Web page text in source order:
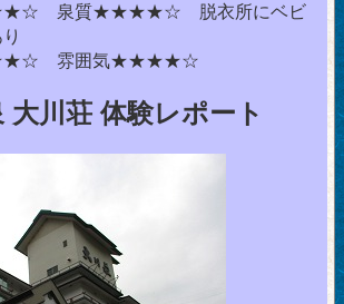
泉質★★★★☆ 脱衣所にベビ
雰囲気★★★★☆
大川荘 体験レポート